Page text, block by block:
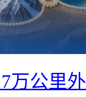
万公里